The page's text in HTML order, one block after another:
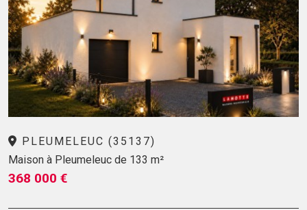
PLEUMELEUC (35137)
Maison à Pleumeleuc de 133 m²
368 000 €